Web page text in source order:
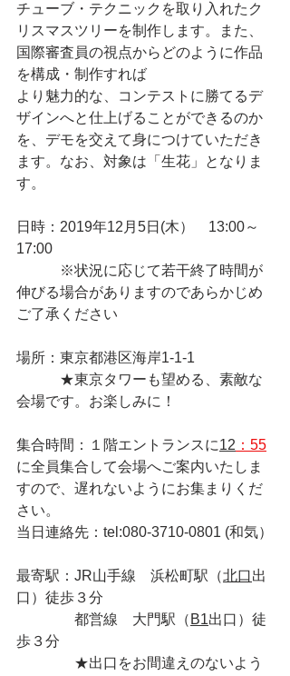
チューブ・テクニックを取り入れたク
リスマスツリーを制作します。また、
国際審査員の視点からどのように作品
を構成・制作すれば
より魅力的な、コンテストに勝てるデ
ザインへと仕上げることができるのか
を、デモを交えて身につけていただき
ます。なお、対象は「生花」となりま
す。
日時：2019年12月5日(木）　13:00～
17:00
※状況に応じて若干終了時間が
伸びる場合がありますのであらかじめ
ご了承ください
場所：東京都港区海岸1-1-1
★東京タワーも望める、素敵な
会場です。お楽しみに！
集合時間：１階エントランスに12 ：55
に全員集合して会場へご案内いたしま
すので、遅れないようにお集まりくだ
さい。
当日連絡先：tel:080-3710-0801 (和気）
最寄駅：JR山手線　浜松町駅（北口出
口）徒歩３分
都営線　大門駅（ B1出口）徒
歩３分
★出口をお間違えのないよう